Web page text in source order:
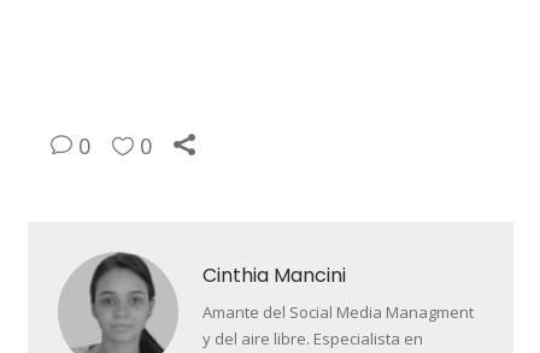
0 0
Cinthia Mancini
Amante del Social Media Managment
y del aire libre. Especialista en